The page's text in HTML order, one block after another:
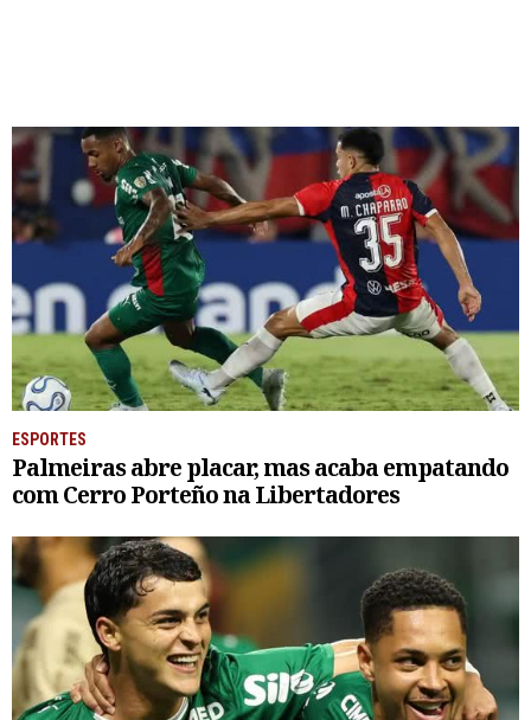
ESPORTES
Palmeiras abre placar, mas acaba empatando
com Cerro Porteño na Libertadores